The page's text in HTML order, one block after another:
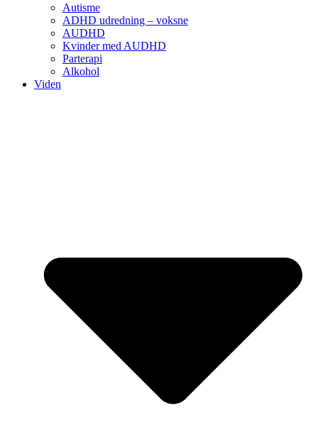
Autisme
ADHD udredning – voksne
AUDHD
Kvinder med AUDHD
Parterapi
Alkohol
Viden